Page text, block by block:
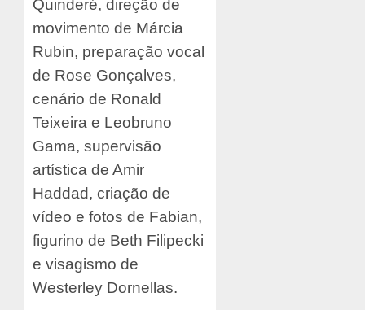
Quinderé, direção de
movimento de Márcia
Rubin, preparação vocal
de Rose Gonçalves,
cenário de Ronald
Teixeira e Leobruno
Gama, supervisão
artística de Amir
Haddad, criação de
vídeo e fotos de Fabian,
figurino de Beth Filipecki
e visagismo de
Westerley Dornellas.